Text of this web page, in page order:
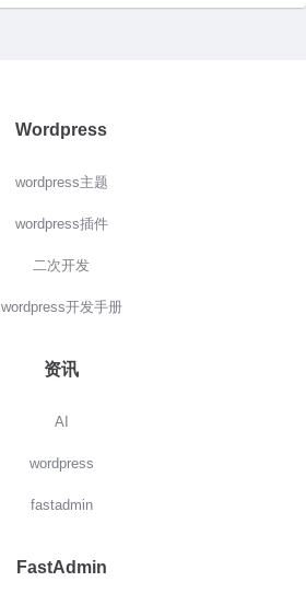
Wordpress
wordpress主题
wordpress插件
二次开发
wordpress开发手册
资讯
AI
wordpress
fastadmin
FastAdmin